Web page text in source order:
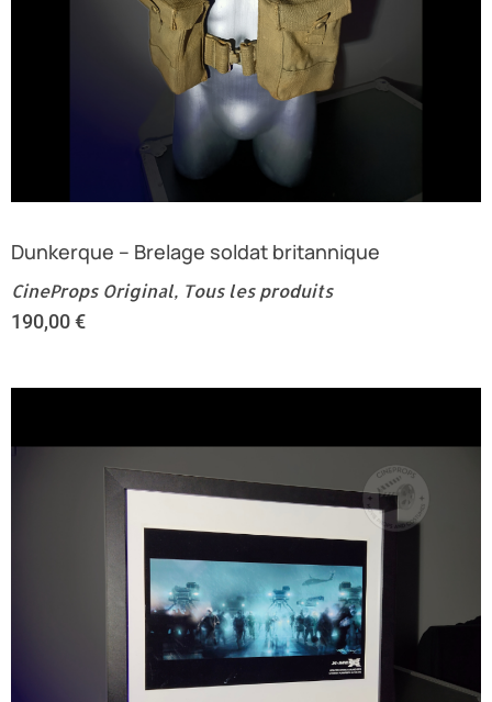
Dunkerque – Brelage soldat britannique
CineProps Original, Tous les produits
190,00€